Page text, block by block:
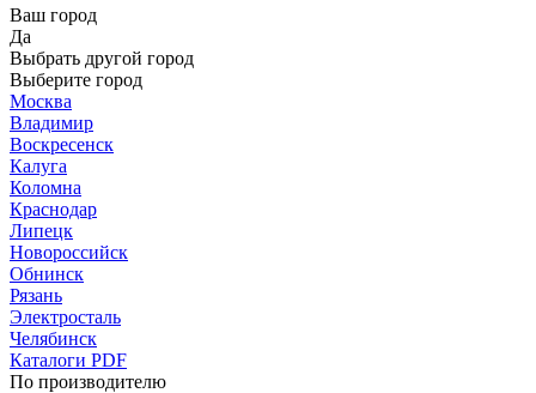
Ваш город
Да
Выбрать другой город
Выберите город
Москва
Владимир
Воскресенск
Калуга
Коломна
Краснодар
Липецк
Новороссийск
Обнинск
Рязань
Электросталь
Челябинск
Каталоги PDF
По производителю